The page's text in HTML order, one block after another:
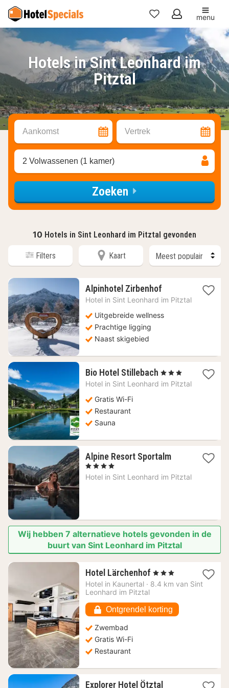
Mijn
favorieten
menu
Hotels in Sint Leonhard im
Pitztal
Aankomst Vertrek
2 Volwassenen (1 kamer)
Zoeken
10 Hotels in Sint Leonhard im Pitztal gevonden
Filters Kaart
Alpinhotel Zirbenhof2
nachten
144,90
Hotel in Sint Leonhard im Pitztal
Uitgebreide wellness
Prachtige ligging
Naast skigebied
Bio Hotel Stillebach 1
nacht
, 3 Sterren
Hotel in Sint Leonhard im Pitztal
Gratis Wi-Fi
Restaurant
Sauna
Alpine Resort Sportalm1
vanaf
, 4 Sterren
Hotel in Sint Leonhard im Pitztal
Wij hebben 7 alternatieve hotels gevonden in de
buurt van Sint Leonhard im Pitztal
Hotel Lärchenhof 1
nacht
€
, 3 Sterren
Hotel in Kaunertal · 8.4 km van Sint
Leonhard im Pitztal
Ontgrendel korting
Zwembad
Gratis Wi-Fi
Restaurant
Explorer Hotel Ötztal1